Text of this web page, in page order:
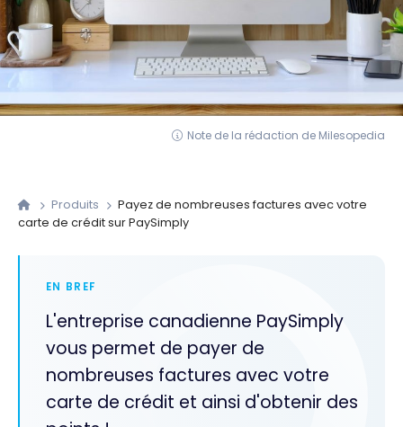
Note de la rédaction de Milesopedia
Produits
Payez de nombreuses factures avec votre
carte de crédit sur PaySimply
EN BREF
L'entreprise canadienne PaySimply
vous permet de payer de
nombreuses factures avec votre
carte de crédit et ainsi d'obtenir des